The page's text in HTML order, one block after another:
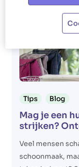
Tips Blog
Mag je een
strijken?
Veel mensen
schoonmaak,